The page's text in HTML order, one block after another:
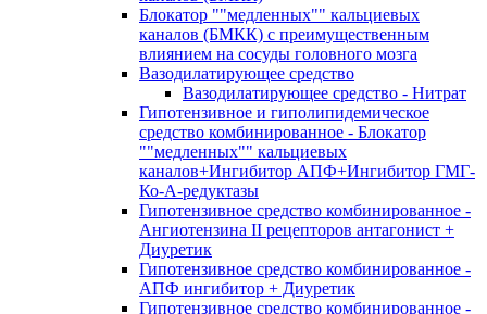
Блокатор ""медленных"" кальциевых
каналов (БМКК) с преимущественным
влиянием на сосуды головного мозга
Вазодилатирующее средство
Вазодилатирующее средство - Нитрат
Гипотензивное и гиполипидемическое
средство комбинированное - Блокатор
""медленных"" кальциевых
каналов+Ингибитор АПФ+Ингибитор ГМГ-
Ко-А-редуктазы
Гипотензивное средство комбинированное -
Ангиотензина II рецепторов антагонист +
Диуретик
Гипотензивное средство комбинированное -
АПФ ингибитор + Диуретик
Гипотензивное средство комбинированное -